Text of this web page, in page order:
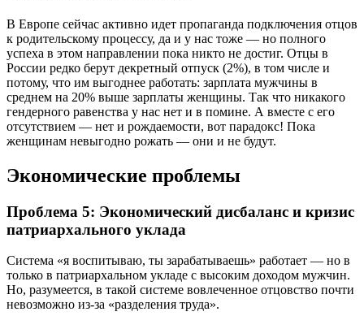
В Европе сейчас активно идет пропаганда подключения отцов
к родительскому процессу, да и у нас тоже — но полного
успеха в этом направлении пока никто не достиг. Отцы в
России редко берут декретный отпуск (2%), в том числе и
потому, что им выгоднее работать: зарплата мужчины в
среднем на 20% выше зарплаты женщины. Так что никакого
гендерного равенства у нас нет и в помине. А вместе с его
отсутствием — нет и рождаемости, вот парадокс! Пока
женщинам невыгодно рожать — они и не будут.
Экономические проблемы
Проблема 5: Экономический дисбаланс и кризис
патриархального уклада
Система «я воспитываю, ты зарабатываешь» работает — но в
только в патриархальном укладе с высоким доходом мужчин.
Но, разумеется, в такой системе вовлеченное отцовство почти
невозможно из-за «разделения труда».